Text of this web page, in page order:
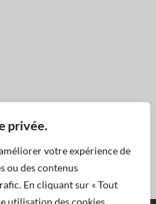
privée.
votre expérience de
ou des contenus
En cliquant sur « Tout
utilisation des cookies.
données.